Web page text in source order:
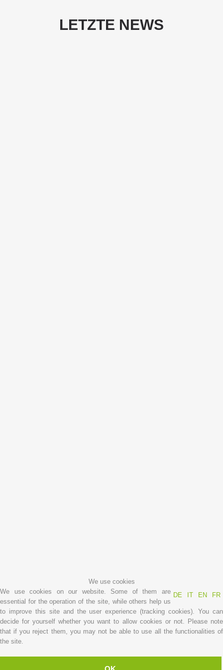
NEWS
LETZTE NEWS
We use cookies
DE
IT EN FR
We use cookies on our website. Some of them are
essential for the operation of the site, while others help us
to improve this site and the user experience (tracking cookies). You can
decide for yourself whether you want to allow cookies or not. Please note
that if you reject them, you may not be able to use all the functionalities of
the site.